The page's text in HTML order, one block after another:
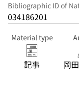
Bibliographic ID of
034186201
Material type
記事
岡